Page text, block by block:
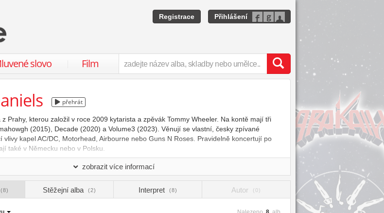
Registrace Přihlášení
slovo Film
přehrát
z Prahy, kterou založil v roce 2009 kytarista a zpěvák Tommy Wheeler. Na kontě mají tři
(2015), Decade (2020) a Volume3 (2023). Věnují se vlastní, česky zpívané
vlivy kapel AC/DC, Motorhead, Airbourne nebo Guns N Roses. Pravidelně koncertují po
také v Německu nebo v Polsku.
zobrazit více informací
(8) Stěžejní alba (2) Interpret (8) Autor (0)